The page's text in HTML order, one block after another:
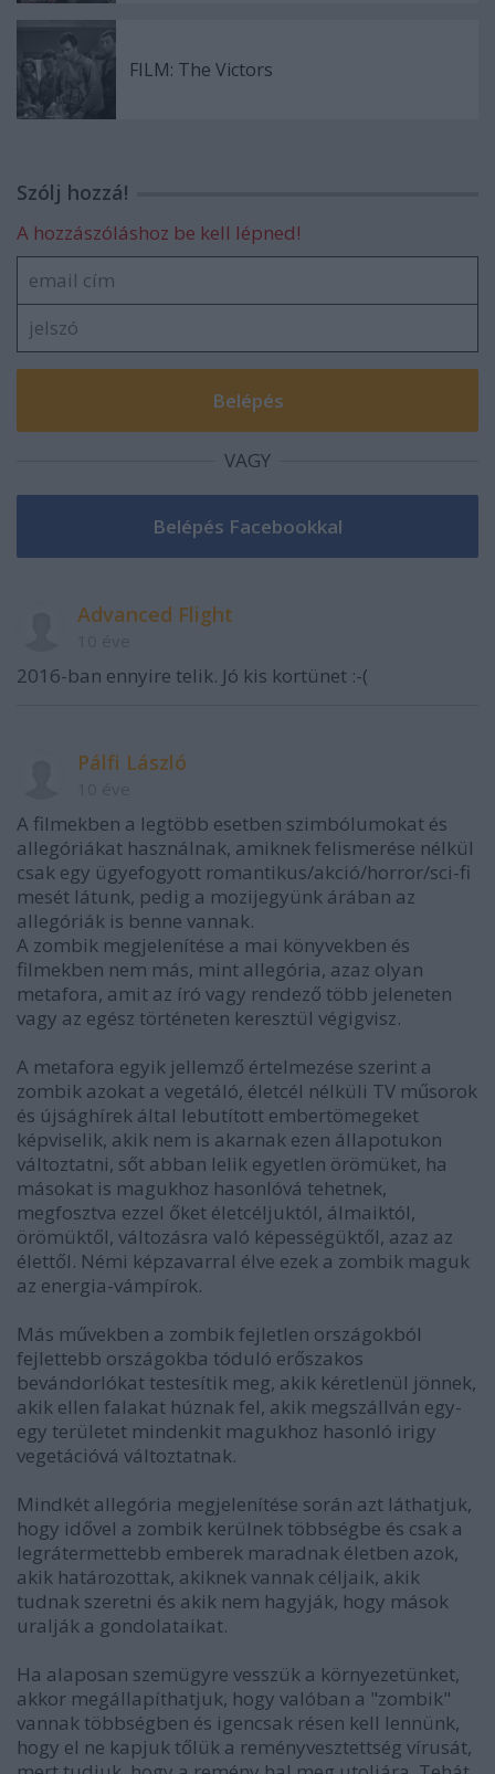
FILM: The Victors
Szólj hozzá!
A hozzászóláshoz be kell lépned!
VAGY
Advanced Flight
2016-ban ennyire telik. Jó kis kortünet :-(
Pálfi László
A filmekben a legtöbb esetben szimbólumokat és
allegóriákat használnak, amiknek felismerése nélkül
csak egy ügyefogyott romantikus/akció/horror/sci-fi
mesét látunk, pedig a mozijegyünk árában az
allegóriák is benne vannak.
A zombik megjelenítése a mai könyvekben és
filmekben nem más, mint allegória, azaz olyan
metafora, amit az író vagy rendező több jeleneten
vagy az egész történeten keresztül végigvisz.
A metafora egyik jellemző értelmezése szerint a
zombik azokat a vegetáló, életcél nélküli TV műsorok
és újsághírek által lebutított embertömegeket
képviselik, akik nem is akarnak ezen állapotukon
változtatni, sőt abban lelik egyetlen örömüket, ha
másokat is magukhoz hasonlóvá tehetnek,
megfosztva ezzel őket életcéljuktól, álmaiktól,
örömüktől, változásra való képességüktől, azaz az
élettől. Némi képzavarral élve ezek a zombik maguk
az energia-vámpírok.
Más művekben a zombik fejletlen országokból
fejlettebb országokba tóduló erőszakos
bevándorlókat testesítik meg, akik kéretlenül jönnek,
akik ellen falakat húznak fel, akik megszállván egy-
egy területet mindenkit magukhoz hasonló irigy
vegetációvá változtatnak.
Mindkét allegória megjelenítése során azt láthatjuk,
hogy idővel a zombik kerülnek többségbe és csak a
legrátermettebb emberek maradnak életben azok,
akik határozottak, akiknek vannak céljaik, akik
tudnak szeretni és akik nem hagyják, hogy mások
uralják a gondolataikat.
Ha alaposan szemügyre vesszük a környezetünket,
akkor megállapíthatjuk, hogy valóban a "zombik"
vannak többségben és igencsak résen kell lennünk,
hogy el ne kapjuk tőlük a reményvesztettség vírusát,